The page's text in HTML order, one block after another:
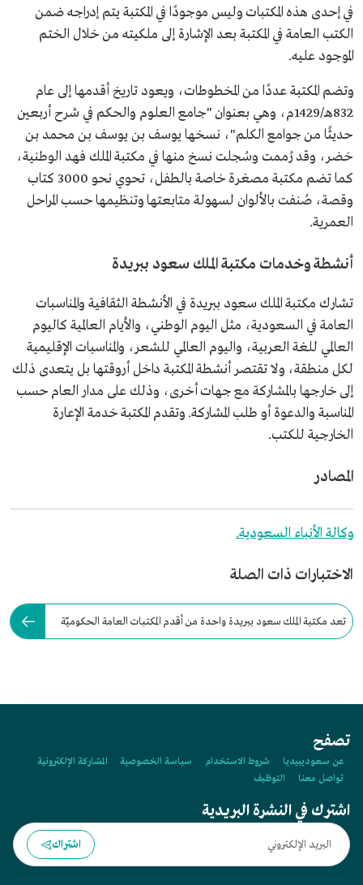
في إحدى هذه المكتبات وليس موجودًا في المكتبة يتم إدراجه ضمن
الكتب العامة في المكتبة بعد الإشارة إلى ملكيته من خلال الختم
الموجود عليه.
وتضم المكتبة عددًا من المخطوطات، ويعود تاريخ أقدمها إلى عام
832هـ/1429م، وهي بعنوان "جامع العلوم والحكم في شرح أربعين
حديثًا من جوامع الكلم"، نسخها يوسف بن يوسف بن محمد بن
خضر، وقد رُممت وسُجلت نسخ منها في مكتبة الملك فهد الوطنية،
كما تضم مكتبة مصغرة خاصة بالطفل، تحوي نحو 3000 كتاب
وقصة، صُنفت بالألوان لسهولة متابعتها وتنظيمها حسب المراحل
العمرية.
أنشطة وخدمات مكتبة الملك سعود ببريدة
تشارك مكتبة الملك سعود ببريدة في الأنشطة الثقافية والمناسبات
العامة في السعودية، مثل اليوم الوطني، والأيام العالمية كاليوم
العالمي للغة العربية، واليوم العالمي للشعر، والمناسبات الإقليمية
لكل منطقة، ولا تقتصر أنشطة المكتبة داخل أروقتها بل يتعدى ذلك
إلى خارجها بالمشاركة مع جهات أخرى، وذلك على مدار العام حسب
المناسبة والدعوة أو طلب المشاركة. وتقدم المكتبة خدمة الإعارة
الخارجية للكتب.
المصادر
وكالة الأنباء السعودية.
الاختبارات ذات الصلة
تعد مكتبة الملك سعود ببريدة واحدة من أقدم المكتبات العامة الحكوميّة
تصفح
عن سعوديبيديا شروط الاستخدام سياسة الخصوصية
المشاركة الإلكترونية
تواصل معنا
التوظيف
اشترك في النشرة البريدية
اشتراك